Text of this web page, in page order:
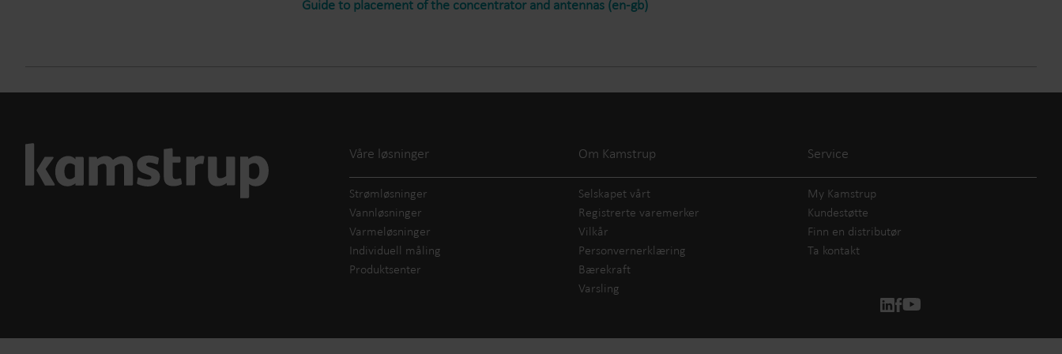
Guide to placement of the concentrator and antennas (en-gb)
Våre løsninger
Strømløsninger
Vannløsninger
Varmeløsninger
Individuell måling
Produktsenter
Om Kamstrup
Selskapet vårt
Registrerte varemerker
Vilkår
Personvernerklæring
Bærekraft
Varsling
Service
My Kamstrup
Kundestøtte
Finn en distributør
Ta kontakt